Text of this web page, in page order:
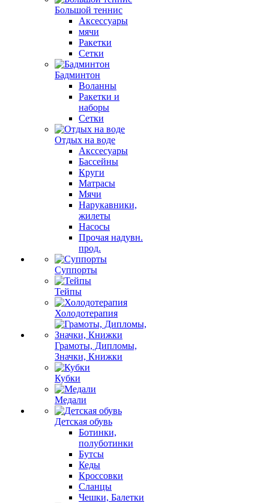
Большой теннис
Аксессуары
мячи
Ракетки
Сетки
Бадминтон
Воланны
Ракетки и
наборы
Сетки
Отдых на воде
Акссесуары
Бассейны
Круги
Матрасы
Мячи
Нарукавники,
жилеты
Насосы
Прочая надувн.
прод.
Суппорты
Тейпы
Холодотерапия
Грамоты, Дипломы,
Значки, Книжки
Кубки
Медали
Детская обувь
Ботинки,
полуботинки
Бутсы
Кеды
Кроссовки
Сланцы
Чешки, Балетки